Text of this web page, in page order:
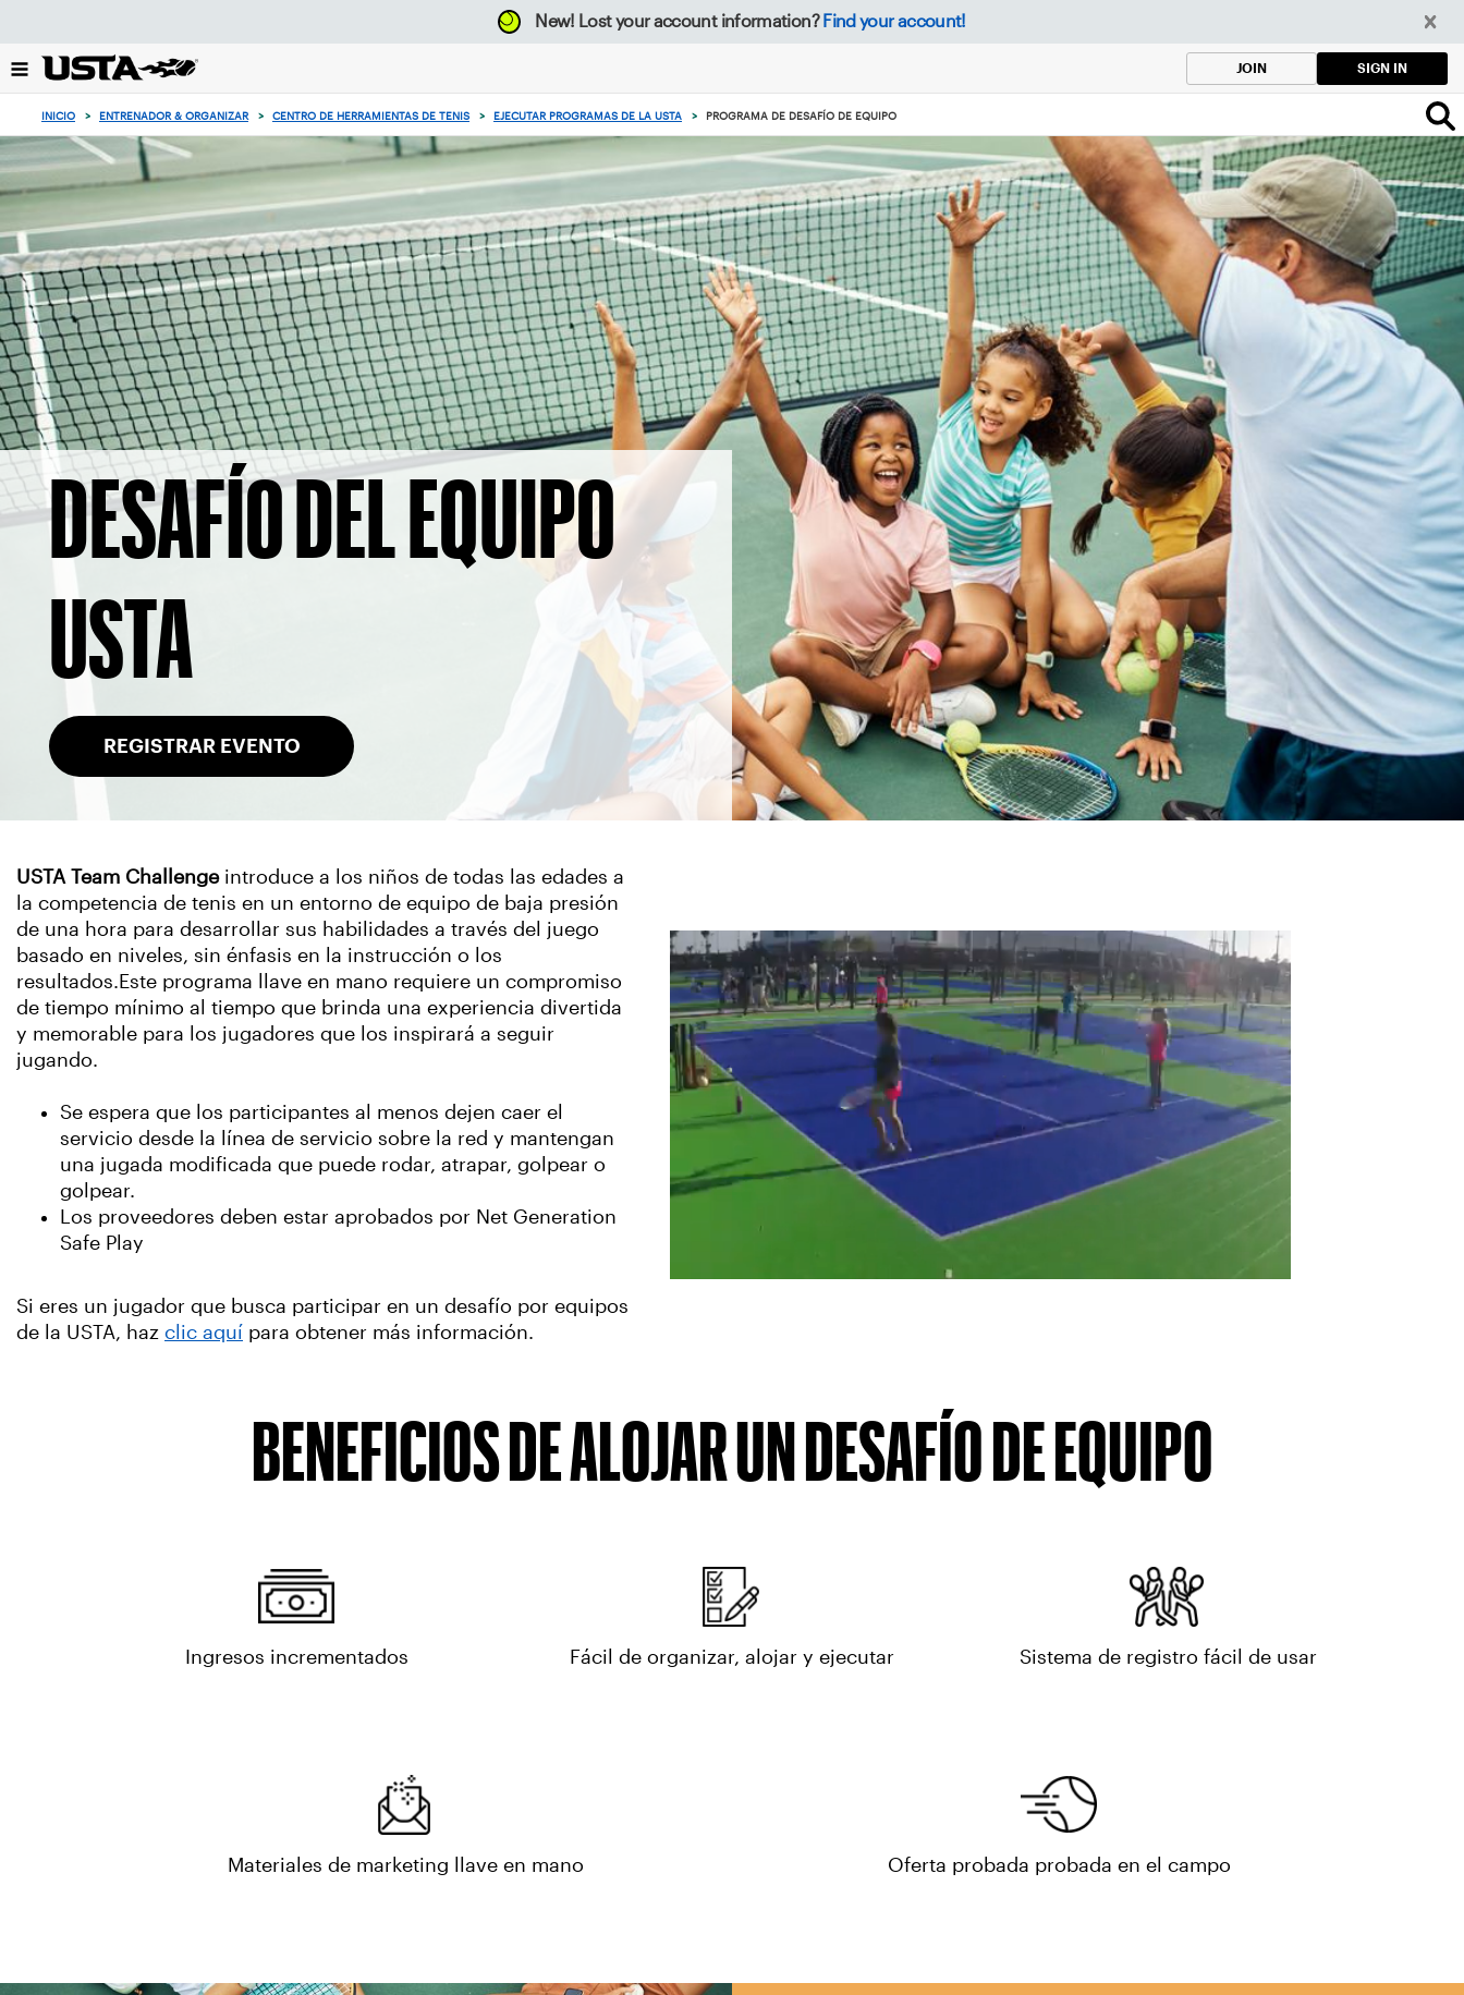
el
botón
al
principio
New! Lost your account information? Find your account!
JOIN SIGN IN
INICIO > ENTRENADOR & ORGANIZAR > CENTRO DE HERRAMIENTAS DE TENIS > EJECUTAR PROGRAMAS DE LA USTA > PROGRAMA DE DESAFÍO DE EQUIPO
DESAFÍO DEL EQUIPO
USTA
REGISTRAR EVENTO
USTA Team Challengeintroduce a los niños de todas las edades a
la competencia de tenis en un entorno de equipo de baja presión
de una hora para desarrollar sus habilidades a través del juego
basado en niveles, sin énfasis en la instrucción o los
resultados.Este programa llave en mano requiere un compromiso
de tiempo mínimo al tiempo que brinda una experiencia divertida
y memorable para los jugadores que los inspirará a seguir
jugando.
Se espera que los participantes al menos dejen caer el
servicio desde la línea de servicio sobre la red y mantengan
una jugada modificada que puede rodar, atrapar, golpear o
golpear.
Los proveedores deben estar aprobados por Net Generation
Safe Play
Si eres un jugador que busca participar en un desafío por equipos
de la USTA, haz clic aquí para obtener más información.
BENEFICIOS DE ALOJAR UN DESAFÍO DE EQUIPO
Ingresos incrementados Fácil de organizar, alojar y ejecutar Sistema de registro fácil de usar
Materiales de marketing llave en mano Oferta probada probada en el campo